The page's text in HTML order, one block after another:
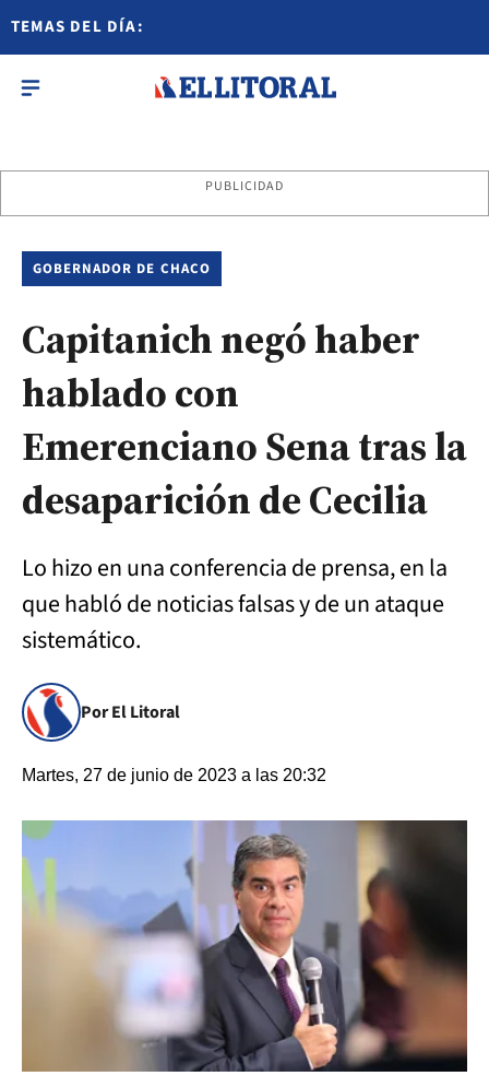
TEMAS DEL DÍA:
PUBLICIDAD
GOBERNADOR DE CHACO
Capitanich negó haber
hablado con
Emerenciano Sena tras la
desaparición de Cecilia
Lo hizo en una conferencia de prensa, en la
que habló de noticias falsas y de un ataque
sistemático.
Por El Litoral
Martes, 27 de junio de 2023 a las 20:32